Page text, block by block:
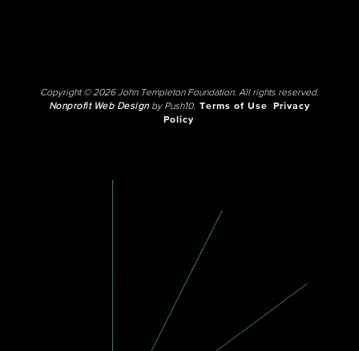
Copyright © 2026 John Templeton Foundation. All rights reserved.
Nonprofit Web Designby Push10. Terms of Use
Privacy
Policy